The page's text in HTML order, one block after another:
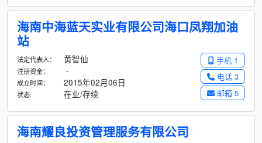
海南中海蓝天实业有限公司海口凤翔加油
站
手机 1
电话 3
邮箱 5
法定代表人： 黄智仙
注册资金： -
成立时间： 2015年02月06日
状态: 在业/存续
海南耀良投资管理服务有限公司